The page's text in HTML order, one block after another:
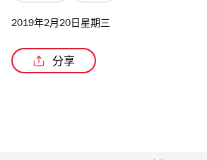
2019年2月20日星期三
分享